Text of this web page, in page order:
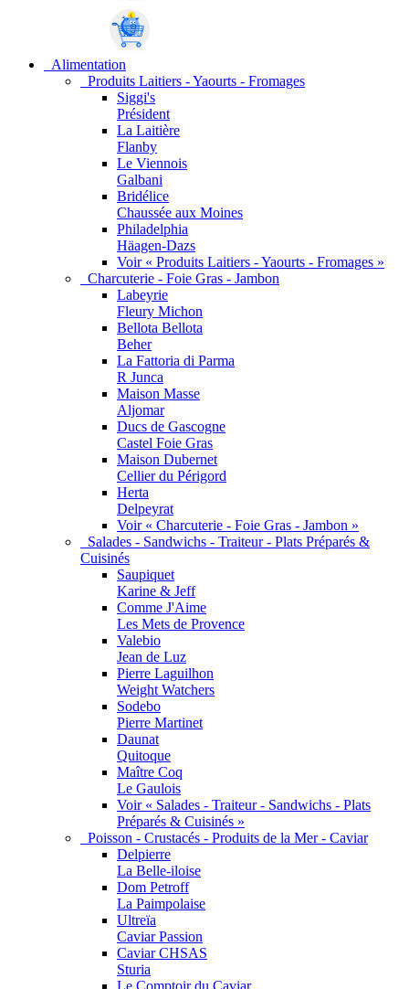
Alimentation
Produits Laitiers - Yaourts - Fromages
Siggi's
Président
La Laitière
Flanby
Le Viennois
Galbani
Bridélice
Chaussée aux Moines
Philadelphia
Häagen-Dazs
Voir « Produits Laitiers - Yaourts - Fromages »
Charcuterie - Foie Gras - Jambon
Labeyrie
Fleury Michon
Bellota Bellota
Beher
La Fattoria di Parma
R Junca
Maison Masse
Aljomar
Ducs de Gascogne
Castel Foie Gras
Maison Dubernet
Cellier du Périgord
Herta
Delpeyrat
Voir « Charcuterie - Foie Gras - Jambon »
Salades - Sandwichs - Traiteur - Plats Préparés &
Cuisinés
Saupiquet
Karine & Jeff
Comme J'Aime
Les Mets de Provence
Valebio
Jean de Luz
Pierre Laguilhon
Weight Watchers
Sodebo
Pierre Martinet
Daunat
Quitoque
Maître Coq
Le Gaulois
Voir « Salades - Traiteur - Sandwichs - Plats
Préparés & Cuisinés »
Poisson - Crustacés - Produits de la Mer - Caviar
Delpierre
La Belle-iloise
Dom Petroff
La Paimpolaise
Ultreïa
Caviar Passion
Caviar CHSAS
Sturia
Le Comptoir du Caviar